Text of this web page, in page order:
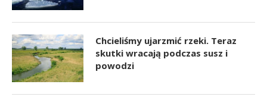
Chcieliśmy ujarzmić rzeki. Teraz
skutki wracają podczas susz i
powodzi